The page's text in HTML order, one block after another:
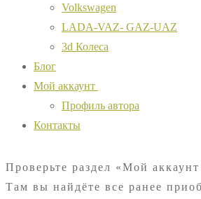
Volkswagen
LADA-VAZ- GAZ-UAZ
3d Колеса
Блог
Мой аккаунт
Профиль автора
Контакты
Проверьте раздел «Мой
Там вы найдёте все ранее